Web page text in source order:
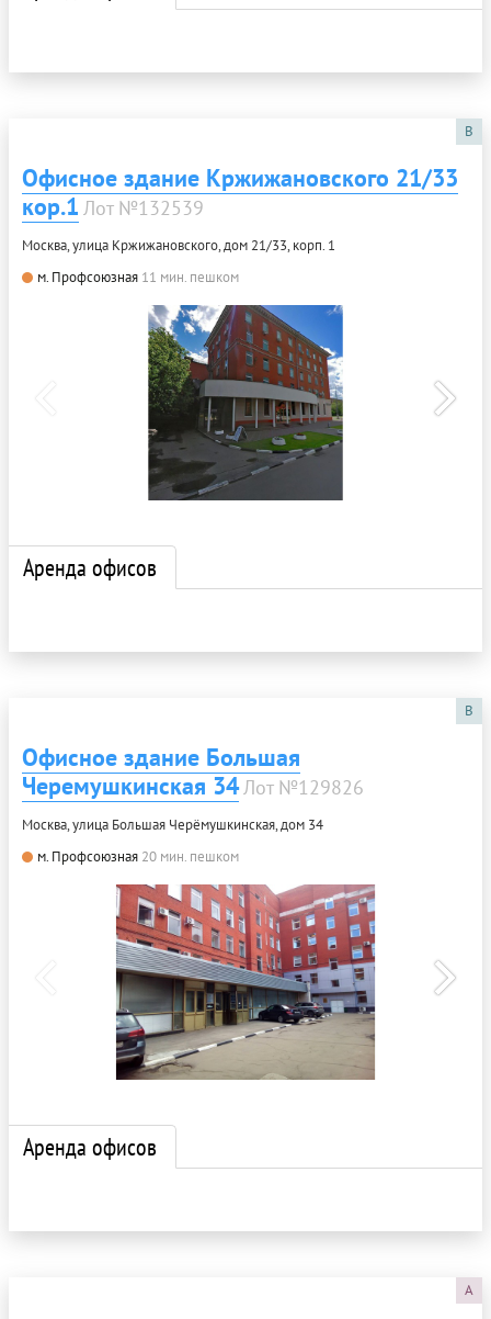
B
Офисное здание Кржижановского 21/33
кор.1 Лот №132539
Москва, улица Кржижановского, дом 21/33, корп. 1
м. Профсоюзная 11 мин. пешком
Аренда офисов
B
Офисное здание Большая
Черемушкинская 34Лот №129826
Москва, улица Большая Черёмушкинская, дом 34
м. Профсоюзная 20 мин. пешком
Аренда офисов
A